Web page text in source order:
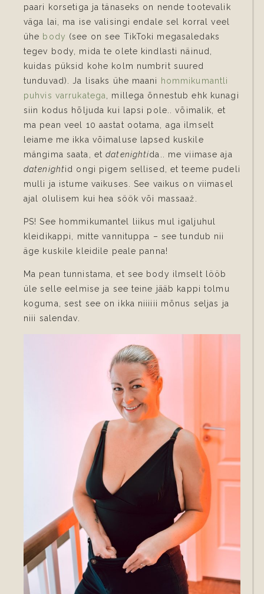
paari korsetiga ja tänaseks on nende tootevalik
väga lai, ma ise valisingi endale sel korral veel
ühe body (see on see TikToki megasaledaks
tegev body, mida te olete kindlasti näinud,
kuidas püksid kohe kolm numbrit suured
tunduvad). Ja lisaks ühe maani
hommikumantli
puhvis varrukatega
, millega õnnestub ehk kunagi
siin kodus hõljuda kui lapsi pole.. võimalik, et
ma pean veel 10 aastat ootama, aga ilmselt
leiame me ikka võimaluse lapsed kuskile
mängima saata, etdatenightida.. me viimase aja
datenightid ongi pigem sellised, et teeme pudeli
mulli ja istume vaikuses. See vaikus on viimasel
ajal olulisem kui hea söök või massaaž.
PS! See hommikumantel liikus mul igaljuhul
kleidikappi, mitte vannituppa – see tundub nii
äge kuskile kleidile peale panna!
Ma pean tunnistama, et see body ilmselt lööb
üle selle eelmise ja see teine jääb kappi tolmu
koguma, sest see on ikka niiiiii mõnus seljas ja
niii salendav.